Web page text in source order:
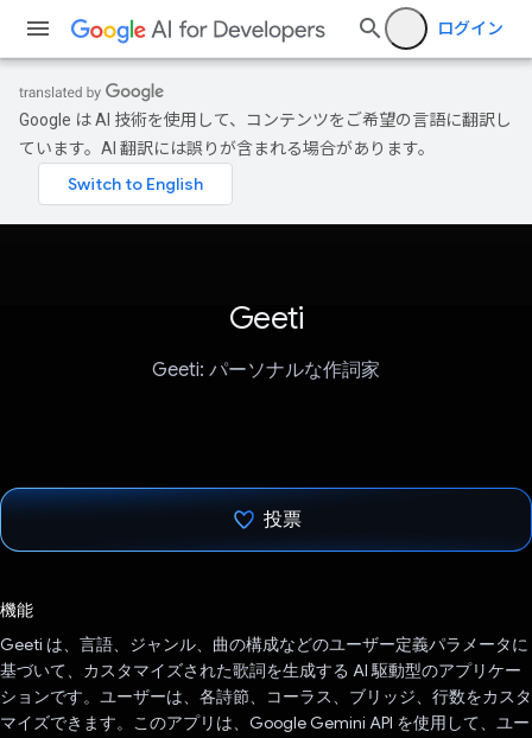
ログイン
Google は AI 技術を使用して、コンテンツをご希望の言語に翻訳し
ています。AI 翻訳には誤りが含まれる場合があります。
Geeti
Geeti: パーソナルな作詞家
投票
機能
Geeti は、言語、ジャンル、曲の構成などのユーザー定義パラメータに
基づいて、カスタマイズされた歌詞を生成する AI 駆動型のアプリケー
ションです。ユーザーは、各詩節、コーラス、ブリッジ、行数をカスタ
マイズできます。このアプリは、Google Gemini API を使用して、ユー